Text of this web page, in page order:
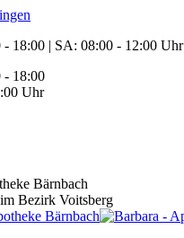
18:00 | SA: 08:00 - 12:00 Uhr
- 18:00
Uhr
Bärnbach
Bezirk Voitsberg